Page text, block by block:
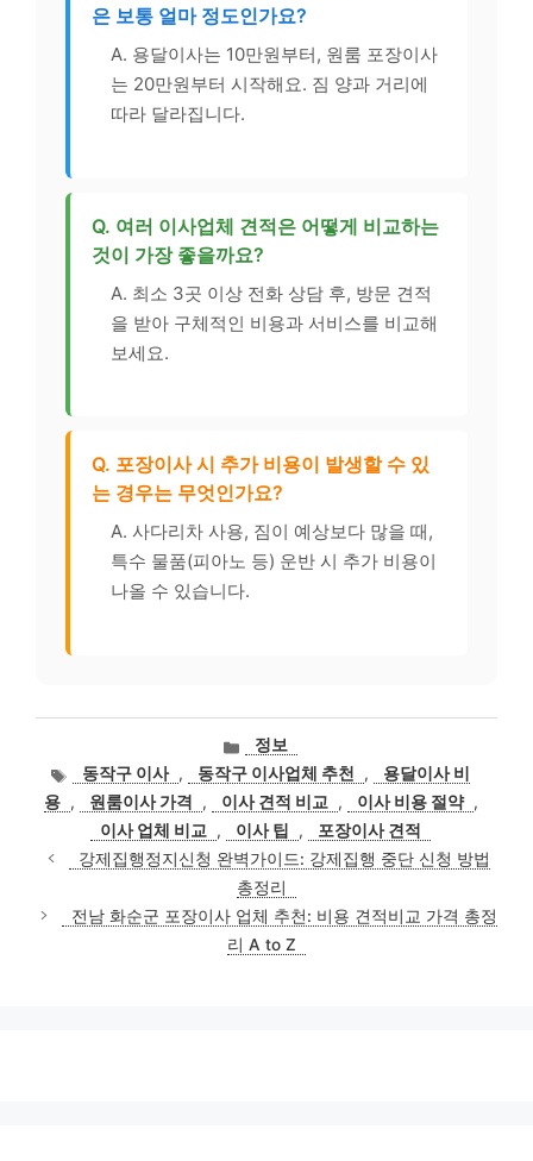
은 보통 얼마 정도인가요?
A. 용달이사는 10만원부터, 원룸 포장이사
는 20만원부터 시작해요. 짐 양과 거리에
따라 달라집니다.
Q. 여러 이사업체 견적은 어떻게 비교하는
것이 가장 좋을까요?
A. 최소 3곳 이상 전화 상담 후, 방문 견적
을 받아 구체적인 비용과 서비스를 비교해
보세요.
Q. 포장이사 시 추가 비용이 발생할 수 있
는 경우는 무엇인가요?
A. 사다리차 사용, 짐이 예상보다 많을 때,
특수 물품(피아노 등) 운반 시 추가 비용이
나올 수 있습니다.
카
테
고
리
정보
태동작구 이사 , 동작구 이사업체 추천 ,
용달이사 비
용 , 원룸이사 가격 , 이사 견적 비교 , 이사 비용 절약 ,
이사 업체 비교
, 이사 팁 ,
포장이사 견적
강제집행정지신청 완벽가이드: 강제집행 중단 신청 방법
총정리
전남 화순군 포장이사 업체 추천: 비용 견적비교 가격 총정
리 A to Z